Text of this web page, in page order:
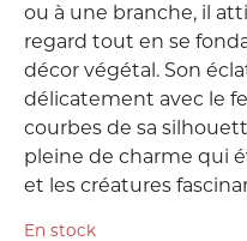
ou à une branche, il
regard tout en se
décor végétal. Son
délicatement avec le
courbes de sa
pleine de charme qui
et les créatures
En stock